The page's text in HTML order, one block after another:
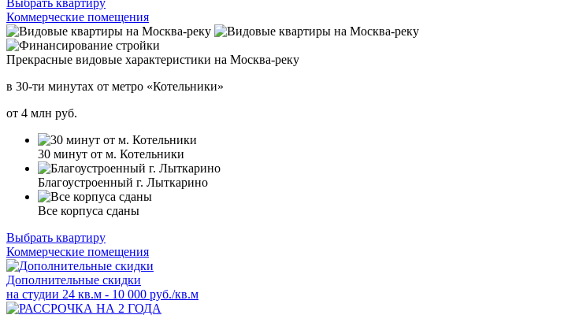
Выбрать квартиру
Коммерческие помещения
Прекрасные видовые характеристики на Москва-реку
в 30-ти минутах от метро «Котельники»
от 4 млн руб.
30 минут от м. Котельники
Благоустроенный г. Лыткарино
Все корпуса сданы
Выбрать квартиру
Коммерческие помещения
Дополнительные скидки
на студии 24 кв.м - 10 000 руб./кв.м